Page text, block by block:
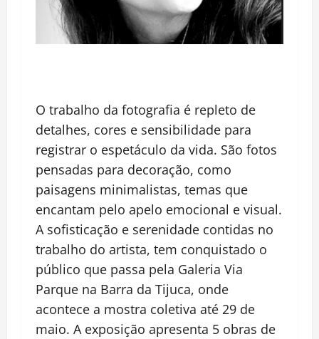
O trabalho da fotografia é repleto de
detalhes, cores e sensibilidade para
registrar o espetáculo da vida. São fotos
pensadas para decoração, como
paisagens minimalistas, temas que
encantam pelo apelo emocional e visual.
A sofisticação e serenidade contidas no
trabalho do artista, tem conquistado o
público que passa pela Galeria Via
Parque na Barra da Tijuca, onde
acontece a mostra coletiva até 29 de
maio. A exposição apresenta 5 obras de